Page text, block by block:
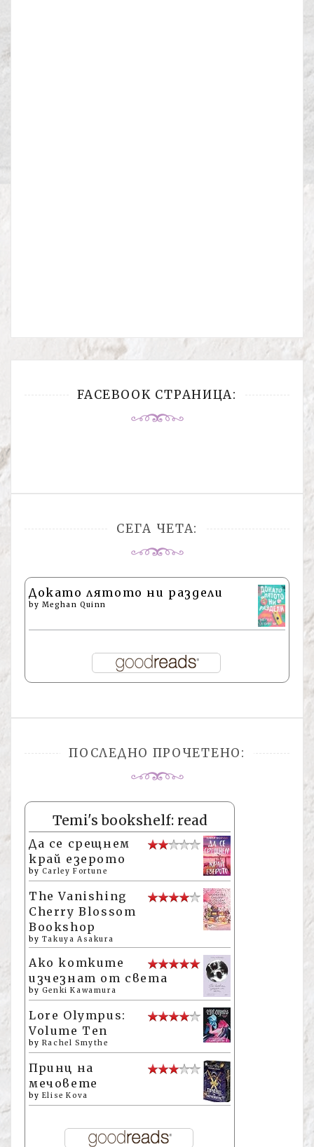
FACEBOOK СТРАНИЦА:
СЕГА ЧЕТА:
Докато лятото ни раздели
by Meghan Quinn
ПОСЛЕДНО ПРОЧЕТЕНО:
Temi's bookshelf: read
Да се срещнем
край езерото
by Carley Fortune
The Vanishing
Cherry Blossom
Bookshop
by Takuya Asakura
Ако котките
изчезнат от света
by Genki Kawamura
Lore Olympus:
Volume Ten
by Rachel Smythe
Принц на
мечовете
by Elise Kova